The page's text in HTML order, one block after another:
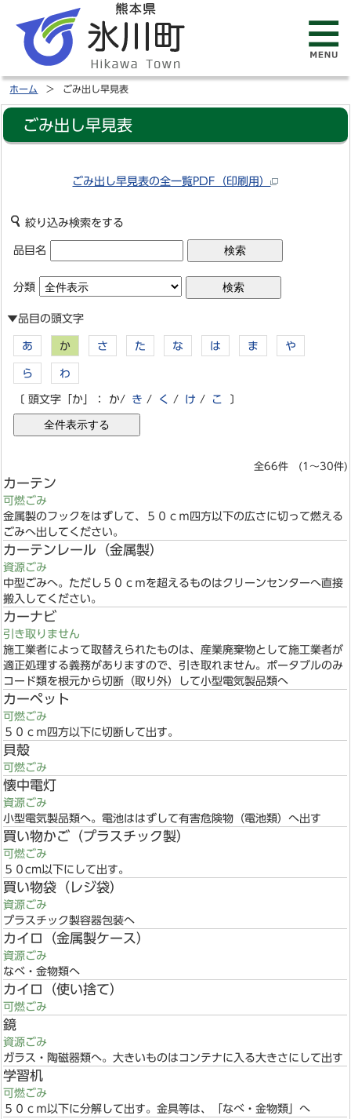
ホーム ごみ出し早見表
ごみ出し早見表
ごみ出し早見表の全一覧PDF（印刷用）
絞り込み検索をする
品目名
分類
▼品目の頭文字
あ か さ た な は ま や
ら わ
〔 頭文字「か」： か/ き / く / け / こ 〕
全66件 (1～30件)
カーテン
可燃ごみ
金属製のフックをはずして、５０ｃｍ四方以下の広さに切って燃える
ごみへ出してください。
カーテンレール（金属製）
資源ごみ
中型ごみへ。ただし５０ｃｍを超えるものはクリーンセンターへ直接
搬入してください。
カーナビ
引き取りません
施工業者によって取替えられたものは、産業廃棄物として施工業者が
適正処理する義務がありますので、引き取れません。ポータブルのみ
コード類を根元から切断（取り外）して小型電気製品類へ
カーペット
可燃ごみ
５０ｃｍ四方以下に切断して出す。
貝殻
可燃ごみ
懐中電灯
資源ごみ
小型電気製品類へ。電池ははずして有害危険物（電池類）へ出す
買い物かご（プラスチック製）
可燃ごみ
５０cm以下にして出す。
買い物袋（レジ袋）
資源ごみ
プラスチック製容器包装へ
カイロ（金属製ケース）
資源ごみ
なべ・金物類へ
カイロ（使い捨て）
可燃ごみ
鏡
資源ごみ
ガラス・陶磁器類へ。大きいものはコンテナに入る大きさにして出す
学習机
可燃ごみ
５０ｃｍ以下に分解して出す。金具等は、「なべ・金物類」へ